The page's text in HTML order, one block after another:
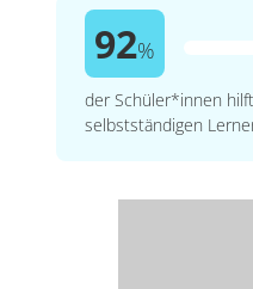
92%
der Schüler*innen
selbstständigen